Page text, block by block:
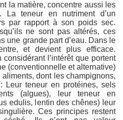
la matière, concentre aussi les
La teneur en nutriment d’un
par rapport à son poids sec.
ne sont pas altérés, ces
une grande part d’eau. Dans le
et devient plus efficace.
l’intérêt que portent
(conventionnelle et alternative)
dont les champignons,
teneur en protéines, sels
(algues), leur teneur en
edulis, lentin des chênes) leur
Ces principes restent